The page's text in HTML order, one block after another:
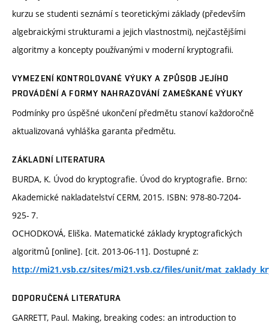
kurzu se studenti seznámí s teoretickými základy (především
algebraickými strukturami a jejich vlastnostmi), nejčastějšími
algoritmy a koncepty používanými v moderní kryptografii.
VYMEZENÍ KONTROLOVANÉ VÝUKY A ZPŮSOB JEJÍHO
PROVÁDĚNÍ A FORMY NAHRAZOVÁNÍ ZAMEŠKANÉ VÝUKY
Podmínky pro úspěšné ukončení předmětu stanoví každoročně
aktualizovaná vyhláška garanta předmětu.
ZÁKLADNÍ LITERATURA
BURDA, K. Úvod do kryptografie. Úvod do kryptografie. Brno:
Akademické nakladatelství CERM, 2015. ISBN: 978-80-7204-
925- 7.
OCHODKOVÁ, Eliška. Matematické základy kryptografických
algoritmů [online]. [cit. 2013-06-11]. Dostupné z:
http://mi21.vsb.cz/sites/mi21.vsb.cz/files/unit/
DOPORUČENÁ LITERATURA
GARRETT, Paul. Making, breaking codes: an introduction to